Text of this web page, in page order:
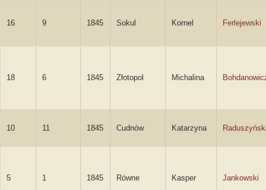
16 9 1845 Sokul Kornel Ferlejewski
18 6 1845 Złotopol Michalina
10 11 1845 Cudnów Katarzyna
5 1 1845 Równe Kasper Jankowski